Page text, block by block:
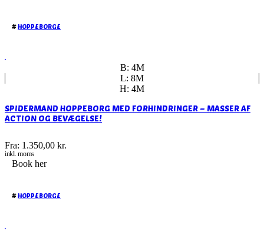
#HOPPEBORGE
B: 4M
L: 8M
H: 4M
SPIDERMAND HOPPEBORG MED FORHINDRINGER – MASSER AF
ACTION OG BEVÆGELSE!
Fra: 1.350,00 kr.
inkl. moms
Book her
#HOPPEBORGE